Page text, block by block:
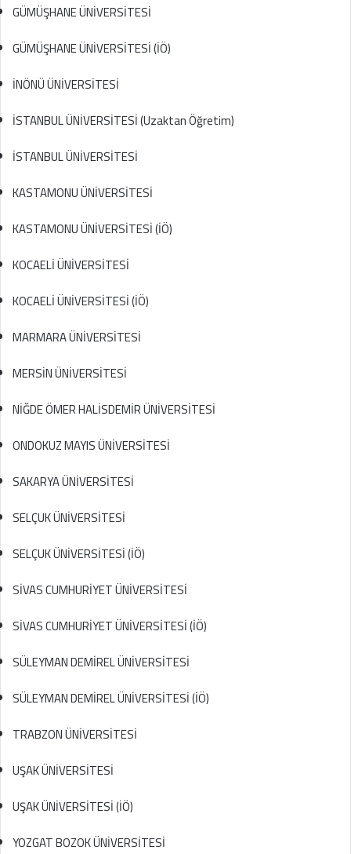
GÜMÜŞHANE ÜNİVERSİTESİ
GÜMÜŞHANE ÜNİVERSİTESİ (İÖ)
İNÖNÜ ÜNİVERSİTESİ
İSTANBUL ÜNİVERSİTESİ (Uzaktan Öğretim)
İSTANBUL ÜNİVERSİTESİ
KASTAMONU ÜNİVERSİTESİ
KASTAMONU ÜNİVERSİTESİ (İÖ)
KOCAELİ ÜNİVERSİTESİ
KOCAELİ ÜNİVERSİTESİ (İÖ)
MARMARA ÜNİVERSİTESİ
MERSİN ÜNİVERSİTESİ
NİĞDE ÖMER HALİSDEMİR ÜNİVERSİTESİ
ONDOKUZ MAYIS ÜNİVERSİTESİ
SAKARYA ÜNİVERSİTESİ
SELÇUK ÜNİVERSİTESİ
SELÇUK ÜNİVERSİTESİ (İÖ)
SİVAS CUMHURİYET ÜNİVERSİTESİ
SİVAS CUMHURİYET ÜNİVERSİTESİ (İÖ)
SÜLEYMAN DEMİREL ÜNİVERSİTESİ
SÜLEYMAN DEMİREL ÜNİVERSİTESİ (İÖ)
TRABZON ÜNİVERSİTESİ
UŞAK ÜNİVERSİTESİ
UŞAK ÜNİVERSİTESİ (İÖ)
YOZGAT BOZOK ÜNİVERSİTESİ